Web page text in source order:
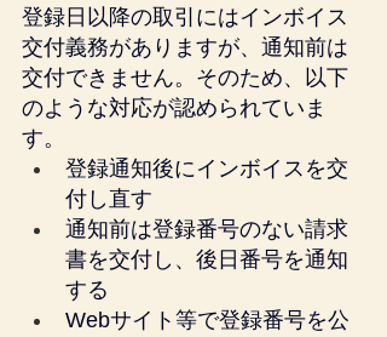
登録日以降の取引にはインボイス
交付義務がありますが、通知前は
交付できません。そのため、以下
のような対応が認められていま
す。
登録通知後にインボイスを交
付し直す
通知前は登録番号のない請求
書を交付し、後日番号を通知
する
Webサイト等で登録番号を公